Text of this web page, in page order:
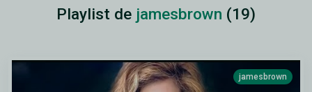
Playlist de jamesbrown (19)
jamesbrown